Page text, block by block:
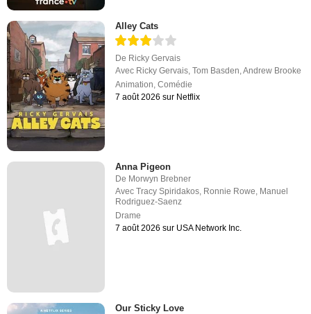
Alley Cats
De Ricky Gervais
Avec Ricky Gervais,Tom Basden,Andrew Brooke
Animation,Comédie
7 août 2026 sur Netflix
Anna Pigeon
De Morwyn Brebner
AvecTracy Spiridakos, Ronnie Rowe, Manuel
Rodriguez-Saenz
Drame
7 août 2026 sur USA Network Inc.
Our Sticky Love